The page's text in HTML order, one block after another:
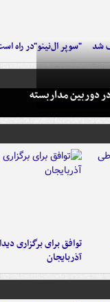
"سوپر ال‌نینو"در راه
توافق برای برگزاری
آذربایجان